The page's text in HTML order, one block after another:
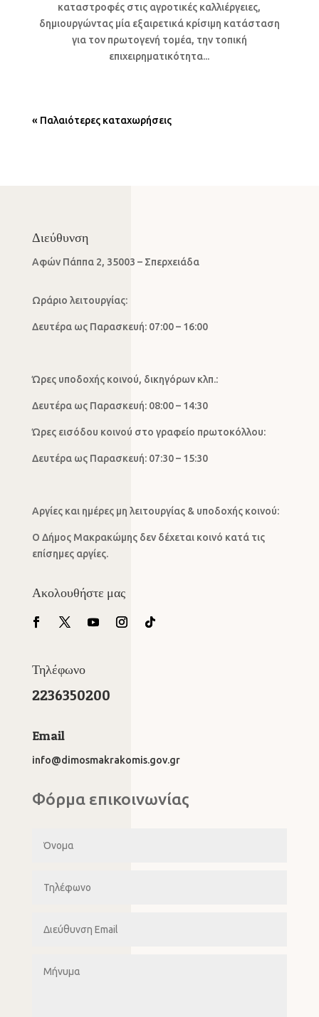
καταστροφές στις αγροτικές καλλιέργειες,
δημιουργώντας μία εξαιρετικά κρίσιμη κατάσταση
για τον πρωτογενή τομέα, την τοπική
επιχειρηματικότητα...
« Παλαιότερες καταχωρήσεις
Διεύθυνση
Αφών Πάππα 2, 35003 – Σπερχειάδα
Ωράριο λειτουργίας:
Δευτέρα ως Παρασκευή: 07:00 – 16:00
Ώρες υποδοχής κοινού, δικηγόρων κλπ.:
Δευτέρα ως Παρασκευή: 08:00 – 14:30
Ώρες εισόδου κοινού στο γραφείο πρωτοκόλλου:
Δευτέρα ως Παρασκευή: 07:30 – 15:30
Αργίες και ημέρες μη λειτουργίας & υποδοχής κοινού:
Ο Δήμος Μακρακώμης δεν δέχεται κοινό κατά τις
επίσημες αργίες.
Ακολουθήστε μας
Τηλέφωνο
2236350200
Email
info@dimosmakrakomis.gov.gr
Φόρμα επικοινωνίας